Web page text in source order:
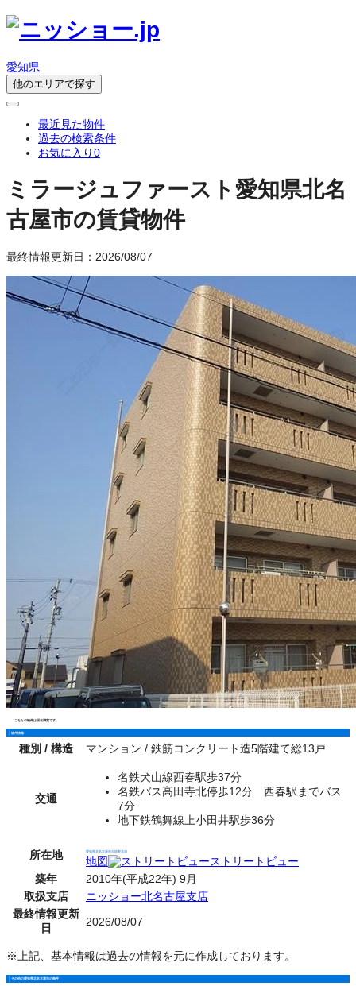
愛知県
他のエリアで探す
最近見た物件
過去の検索条件
お気に入り0
ミラージュファースト 愛知県北名
古屋市の賃貸物件
最終情報更新日：2026/08/07
こちらの物件は現在満室です。
物件情報
種別 / 構造 マンション / 鉄筋コンクリート造5階建て総13戸
交通
名鉄犬山線西春駅歩37分
名鉄バス高田寺北停歩12分 西春駅までバス
7分
地下鉄鶴舞線上小田井駅歩36分
所在地 愛知県北名古屋市久地野北浦
地図
ストリートビュー
築年
2010年(平成22年) 9月
取扱支店
ニッショー北名古屋支店
最終情報更新
日
2026/08/07
※上記、基本情報は過去の情報を元に作成しております。
その他の愛知県北名古屋市の物件